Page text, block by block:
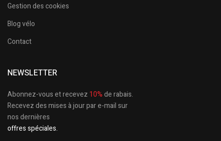
Gestion des cookies
Blog vélo
Contact
NEWSLETTER
Abonnez-vous et recevez 10%de rabais.
Recevez des mises à jour par e-mail sur
nos dernières
offres spéciales.